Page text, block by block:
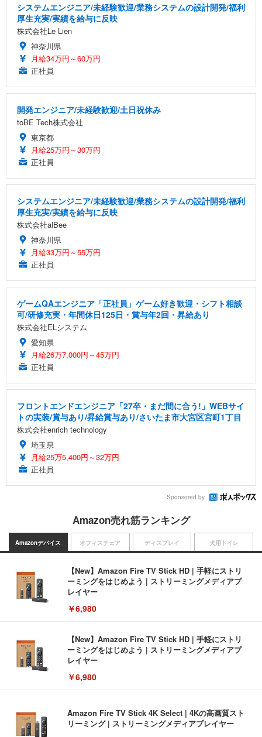
システムエンジニア/未経験歓迎/業務システムの設計開発/福利
厚生充実/実績を給与に反映
株式会社Le Lien
神奈川県
月給34万円～60万円
正社員
開発エンジニア/未経験歓迎/土日祝休み
toBE Tech株式会社
東京都
月給25万円～30万円
正社員
システムエンジニア/未経験歓迎/業務システムの設計開発/福利
厚生充実/実績を給与に反映
株式会社alBee
神奈川県
月給33万円～55万円
正社員
ゲームQAエンジニア「正社員」ゲーム好き歓迎・シフト相談
可/研修充実・年間休日125日・賞与年2回・昇給あり
株式会社ELシステム
愛知県
月給26万7,000円～45万円
正社員
フロントエンドエンジニア「27卒・まだ間に合う!」WEBサイ
トの実装/賞与あり/昇給賞与あり/さいたま市大宮区宮町1丁目
株式会社enrich technology
埼玉県
月給25万5,400円～32万円
正社員
Sponsored by
Amazon売れ筋ランキング
Amazonデバイス
【New】Amazon Fire TV Stick HD | 手軽にストリ
ーミングをはじめよう | ストリーミングメディアプ
レイヤー
￥6,980
【New】Amazon Fire TV Stick HD | 手軽にストリ
ーミングをはじめよう | ストリーミングメディアプ
レイヤー
￥6,980
Amazon Fire TV Stick 4K Select | 4Kの高画質スト
リーミング | ストリーミングメディアプレイヤー
オフィスチェア ディスプレイ 犬用トイレ